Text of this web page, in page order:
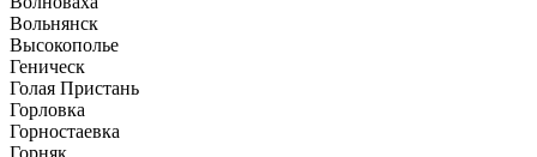
Вольнянск
Высокополье
Геническ
Голая Пристань
Горловка
Горностаевка
Горняк